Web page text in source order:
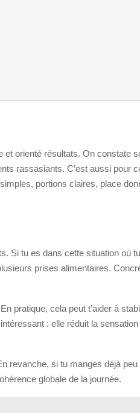
orienté résultats. On constate
rassasiants. C’est aussi pour
portions claires, place
Si tu es dans cette situation où
prises alimentaires.
pratique, cela peut t’aider à
: elle réduit la
revanche, si tu manges déjà
globale de la journée.